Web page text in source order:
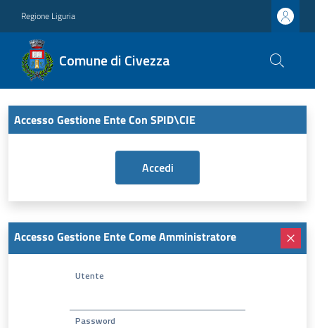
Regione Liguria
Comune di Civezza
Accesso Gestione Ente Con SPID\CIE
Accesso Gestione Ente Come Amministratore
Utente
Password